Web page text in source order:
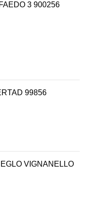
3 900256
99856
VIGNANELLO